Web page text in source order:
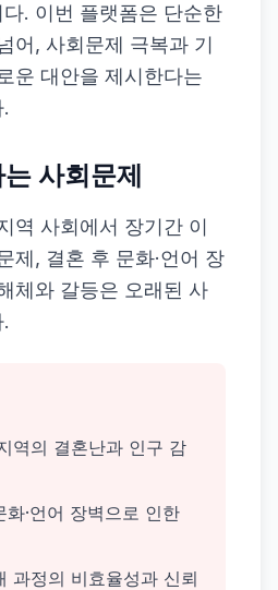
. 이번 플랫폼은 단순한
어, 사회문제 극복과 기
운 대안을 제시한다는
사회문제
역 사회에서 장기간 이
제, 결혼 후 문화·언어 장
체와 갈등은 오래된 사
역의 결혼난과 인구 감
·언어 장벽으로 인한
과정의 비효율성과 신뢰